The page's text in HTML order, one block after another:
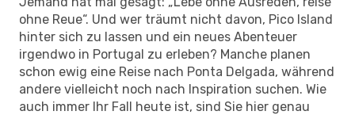
ohne Reue“. Und wer träumt nicht davon, Pico Island
hinter sich zu lassen und ein neues Abenteuer
irgendwo in Portugal zu erleben? Manche planen
schon ewig eine Reise nach Ponta Delgada, während
andere vielleicht noch nach Inspiration suchen. Wie
auch immer Ihr Fall heute ist, sind Sie hier genau